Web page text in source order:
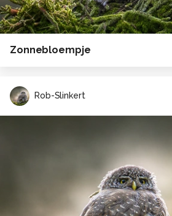
Zonnebloempje
Rob-Slinkert